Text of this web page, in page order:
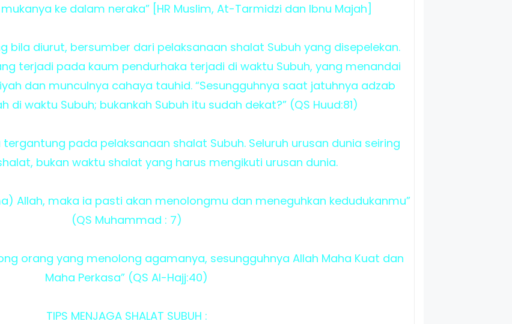
ke dalam neraka” [HR Muslim, At-Tarmidzi dan Ibnu Majah]
bila diurut, bersumber dari pelaksanaan shalat Subuh yang disepelekan.
terjadi pada kaum pendurhaka terjadi di waktu Subuh, yang menandai
dan munculnya cahaya tauhid. “Sesungguhnya saat jatuhnya adzab
di waktu Subuh; bukankah Subuh itu sudah dekat?” (QS Huud:81)
pada pelaksanaan shalat Subuh. Seluruh urusan dunia seiring
bukan waktu shalat yang harus mengikuti urusan dunia.
Allah, maka ia pasti akan menolongmu dan meneguhkan kedudukanmu”
(QS Muhammad : 7)
orang yang menolong agamanya, sesungguhnya Allah Maha Kuat dan
Maha Perkasa” (QS Al-Hajj:40)
TIPS MENJAGA SHALAT SUBUH :